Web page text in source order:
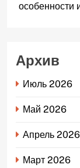
особенности
Архив
Июль 2026
Май 2026
Апрель 2026
Март 2026